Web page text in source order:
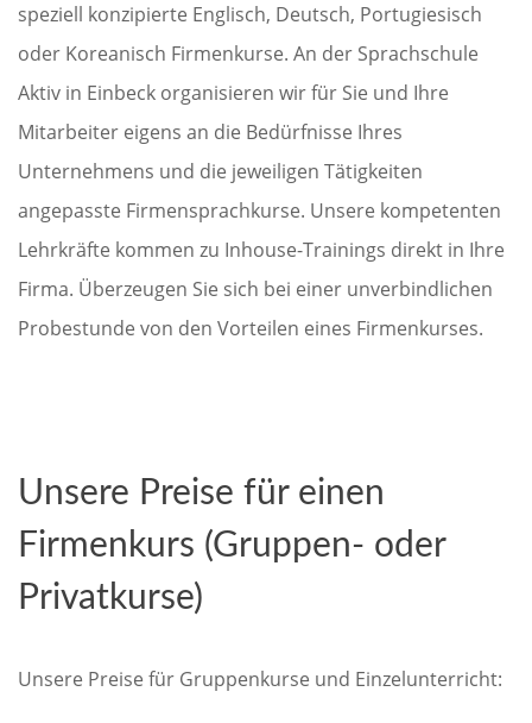
speziell konzipierte Englisch, Deutsch, Portugiesisch
oder Koreanisch Firmenkurse. An der Sprachschule
Aktiv in Einbeck organisieren wir für Sie und Ihre
Mitarbeiter eigens an die Bedürfnisse Ihres
Unternehmens und die jeweiligen Tätigkeiten
angepasste Firmensprachkurse. Unsere kompetenten
Lehrkräfte kommen zu Inhouse-Trainings direkt in Ihre
Firma. Überzeugen Sie sich bei einer unverbindlichen
Probestunde von den Vorteilen eines Firmenkurses.
Unsere Preise für einen
Firmenkurs (Gruppen- oder
Privatkurse)
Unsere Preise für Gruppenkurse und Einzelunterricht: